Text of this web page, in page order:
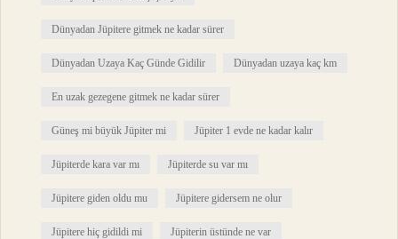
Dünyadan Jüpitere gitmek ne kadar sürer
Dünyadan Uzaya Kaç Günde Gidilir Dünyadan uzaya kaç km
En uzak gezegene gitmek ne kadar sürer
Güneş mi büyük Jüpiter mi Jüpiter 1 evde ne kadar kalır
Jüpiterde kara var mı Jüpiterde su var mı
Jüpitere giden oldu mu Jüpitere gidersem ne olur
Jüpitere hiç gidildi mi Jüpiterin üstünde ne var